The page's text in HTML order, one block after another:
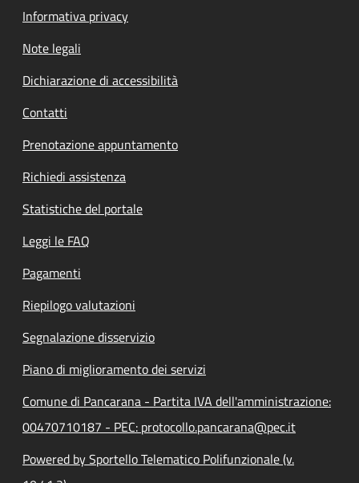
Informativa privacy
Note legali
Dichiarazione di accessibilità
Contatti
Prenotazione appuntamento
Richiedi assistenza
Statistiche del portale
Leggi le FAQ
Pagamenti
Riepilogo valutazioni
Segnalazione disservizio
Piano di miglioramento dei servizi
Comune di Pancarana - Partita IVA dell'amministrazione:
00470710187 - PEC: protocollo.pancarana@pec.it
Powered by Sportello Telematico Polifunzionale (v.